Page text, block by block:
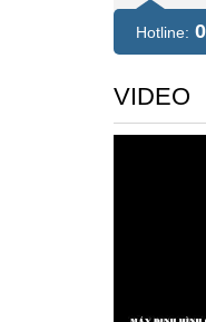
Hotline:
VIDEO